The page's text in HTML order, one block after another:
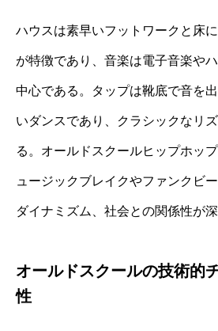
ハウスは素早いフットワークと床
が特徴であり、音楽は電子音楽や
中心である。タップは靴底で音を
いダンスであり、クラシックなリ
る。オールドスクールヒップホッ
ュージックブレイクやファンクビ
ダイナミズム、社会との関係性が深
オールドスクールの技術的
性